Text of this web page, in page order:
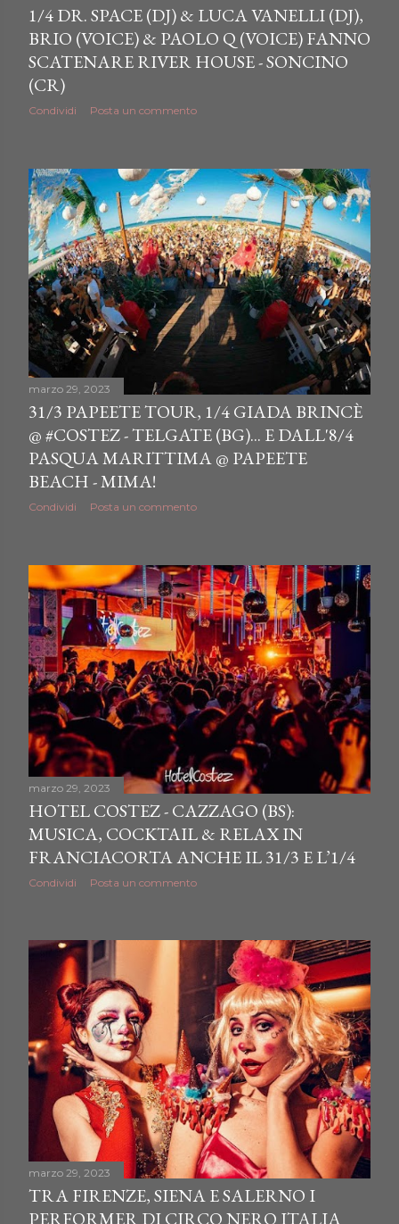
1/4 DR. SPACE (DJ) & LUCA VANELLI (DJ),
BRIO (VOICE) & PAOLO Q (VOICE) FANNO
SCATENARE RIVER HOUSE - SONCINO
(CR)
Condividi Posta un commento
marzo 29, 2023
31/3 PAPEETE TOUR, 1/4 GIADA BRINCÈ
@ #COSTEZ - TELGATE (BG)... E DALL'8/4
PASQUA MARITTIMA @ PAPEETE
BEACH - MIMA!
Condividi Posta un commento
marzo 29, 2023
HOTEL COSTEZ - CAZZAGO (BS):
MUSICA, COCKTAIL & RELAX IN
FRANCIACORTA ANCHE IL 31/3 E L’1/4
Condividi Posta un commento
marzo 29, 2023
TRA FIRENZE, SIENA E SALERNO I
PERFORMER DI CIRCO NERO ITALIA